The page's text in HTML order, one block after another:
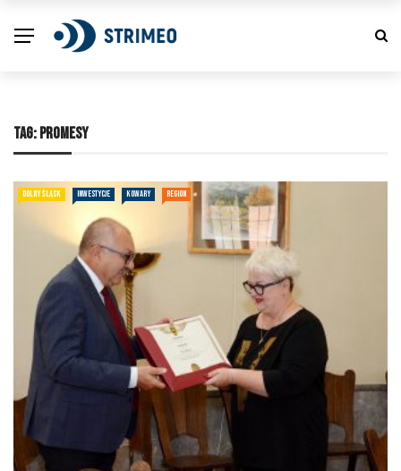
TAG: PROMESY
DOLNY ŚLĄSK INWESTYCJE KOWARY REGION